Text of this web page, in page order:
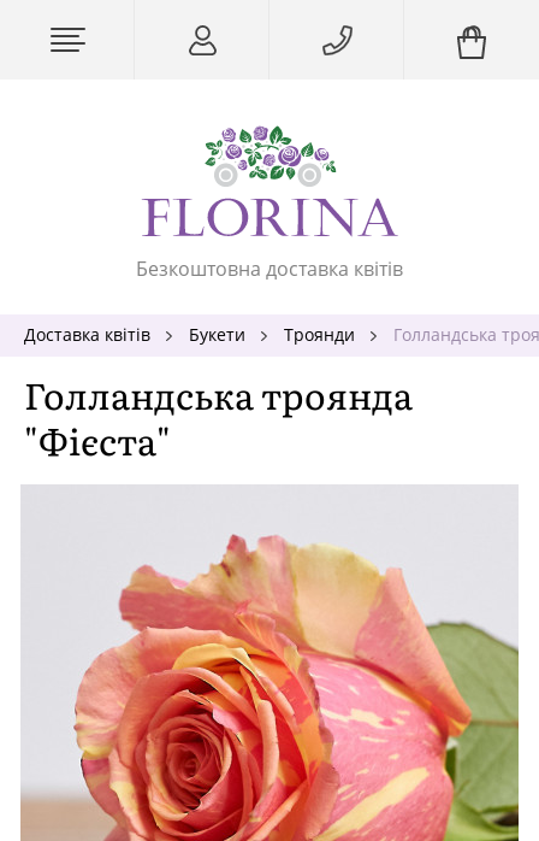
Безкоштовна доставка квітів
Доставка квітів Букети Троянди Голландська
Голландська троянда
"Фієста"